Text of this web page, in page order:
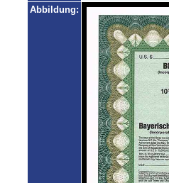
Abbildung: